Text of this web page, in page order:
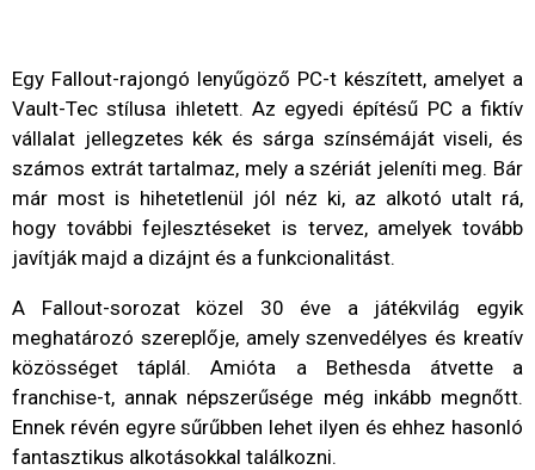
Egy Fallout-rajongó lenyűgöző PC-t készített, amelyet a
Vault-Tec stílusa ihletett. Az egyedi építésű PC a fiktív
vállalat jellegzetes kék és sárga színsémáját viseli, és
számos extrát tartalmaz, mely a szériát jeleníti meg. Bár
már most is hihetetlenül jól néz ki, az alkotó utalt rá,
hogy további fejlesztéseket is tervez, amelyek tovább
javítják majd a dizájnt és a funkcionalitást.
A Fallout-sorozat közel 30 éve a játékvilág egyik
meghatározó szereplője, amely szenvedélyes és kreatív
közösséget táplál. Amióta a Bethesda átvette a
franchise-t, annak népszerűsége még inkább megnőtt.
Ennek révén egyre sűrűbben lehet ilyen és ehhez hasonló
fantasztikus alkotásokkal találkozni.